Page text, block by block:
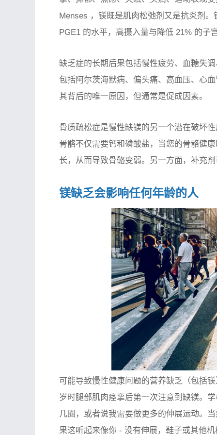
Menses ，镁既是肌肉松弛剂又是抗炎剂
PGE1 的水平，高摄入量与降低 21% 的子
缺乏症的长期后果包括慢性疲劳、血糖失
包括阿尔茨海默病、偏头痛、高血压、心
其背后的唯一原因，但通常是促成因素。
骨质疏松症是慢性缺镁的另一个潜在破坏
骨骼不仅需要钙和磷酸盐，当您的骨骼健
长，从而导致骨骼变弱。另一方面，补充
镁缺乏会影响任何年龄的人
可能导致慢性健康问题的营养缺乏（包括
岁时腿部肌肉痉挛后第一次注意到缺镁。
几圈，或者说我需要做更多的伸展运动。
果这听起来像你 - 没有伸展，鞋子或其他